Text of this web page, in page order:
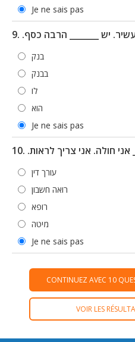
Je ne sais pas
עשיר. יש _______ הרבה כסף
בנק
בבנק
לו
הוא
Je ne sais pas
עורך דין
רואה חשבון
רופא
מיטה
Je ne sais pas
CONTINUEZ AVEC 10
VOIR LES